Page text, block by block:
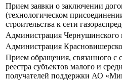
Прием заявки о заключении
(технологическом
строительства к сети
Администрация Чернушинского
Администрация
Прием обращения, связанного с
реестра субъектов малого и
получателей поддержки АО